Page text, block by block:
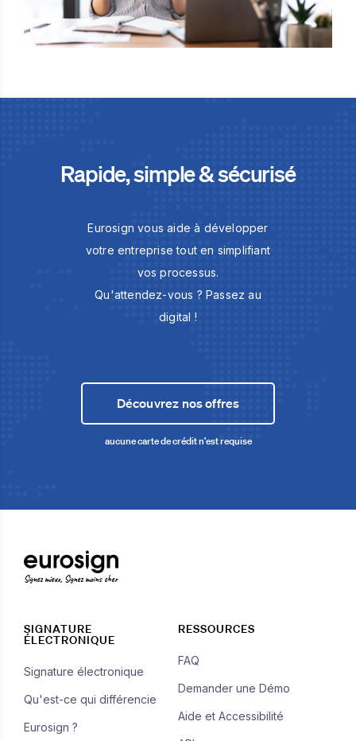
Rapide, simple & sécurisé
Eurosign vous aide à développer
votre entreprise tout en simplifiant
vos processus.
Qu'attendez-vous ? Passez au
digital !
Découvrez nos offres
aucune carte de crédit n'est requise
Signez mieux, Signez moins cher
SIGNATURE
ÉLECTRONIQUE
Signature électronique
Qu'est-ce qui différencie
Eurosign ?
RESSOURCES
FAQ
Demander une Démo
Aide et Accessibilité